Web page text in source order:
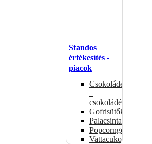
Standos
értékesítés -
piacok
Csokoládémelegítők
–
csokoládéadagolók
Gofrisütők
Palacsintasütők
Popcorngépek
Vattacukorgép